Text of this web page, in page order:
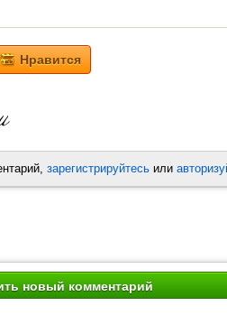
Нравится
зарегистрируйтесь или